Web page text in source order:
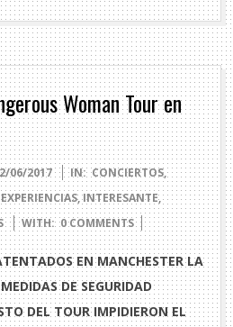
Woman Tour en
06/2017 IN: CONCIERTOS,
EXPERIENCIAS,INTERESANTE,
WITH: 0 COMMENTS
EN MANCHESTER LA
DE SEGURIDAD
DEL TOUR IMPIDIERON EL